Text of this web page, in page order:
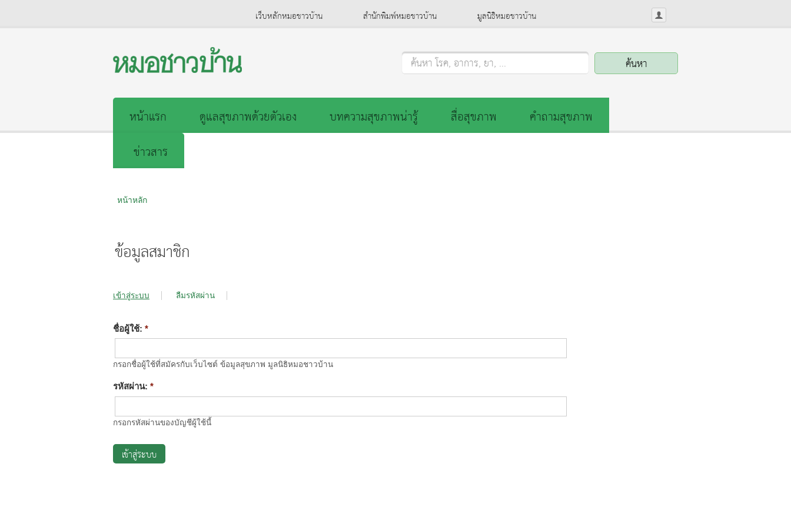
เว็บหลักหมอชาวบ้าน สำนักพิมพ์หมอชาวบ้าน มูลนิธิหมอชาวบ้าน
ค้นหา โรค, อาการ, ยา, ...
หน้าแรก ดูแลสุขภาพด้วยตัวเอง บทความสุขภาพน่ารู้ สื่อสุขภาพ
คำถามสุขภาพ
ข่าวสาร
หน้าหลัก
ข้อมูลสมาชิก
เข้าสู่ระบบ ลืมรหัสผ่าน
ชื่อผู้ใช้: *
กรอกชื่อผู้ใช้ที่สมัครกับเว็บไซต์ ข้อมูลสุขภาพ มูลนิธิหมอชาวบ้าน
รหัสผ่าน: *
กรอกรหัสผ่านของบัญชีผู้ใช้นี้